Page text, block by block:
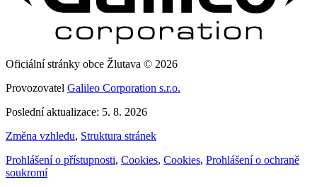
Oficiální stránky obce Žlutava © 2026
Provozovatel Galileo Corporation s.r.o.
Poslední aktualizace: 5. 8. 2026
Změna vzhledu, Struktura stránek
Prohlášení o přístupnosti, Cookies, Cookies, Prohlášení o ochraně
soukromí